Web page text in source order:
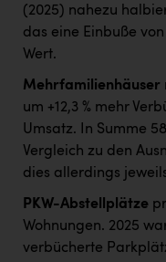
(2025) nahezu
das eine Einbuße
Wert.
Mehrfamilienhäuser
um +12,3 % mehr
Umsatz. In Summe
Vergleich zu den
dies allerdings
PKW-Abstellplätze
Wohnungen. 2025
verbücherte